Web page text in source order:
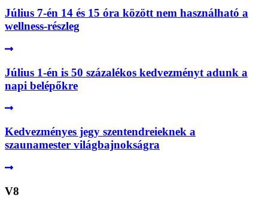
Július 7-én 14 és 15 óra között nem használható a
wellness-részleg
Július 1-én is 50 százalékos kedvezményt adunk a
napi belépőkre
Kedvezményes jegy szentendreieknek a
szaunamester világbajnokságra
V8